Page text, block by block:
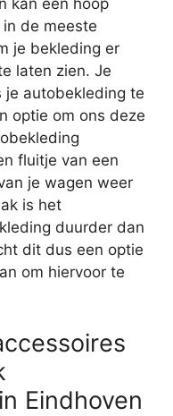
kan een hoop
de meeste
je bekleding er
laten zien. Je
je autobekleding te
optie om ons deze
fluitje van een
je wagen weer
is het
duurder dan
dit dus een optie
om hiervoor te
Eindhoven